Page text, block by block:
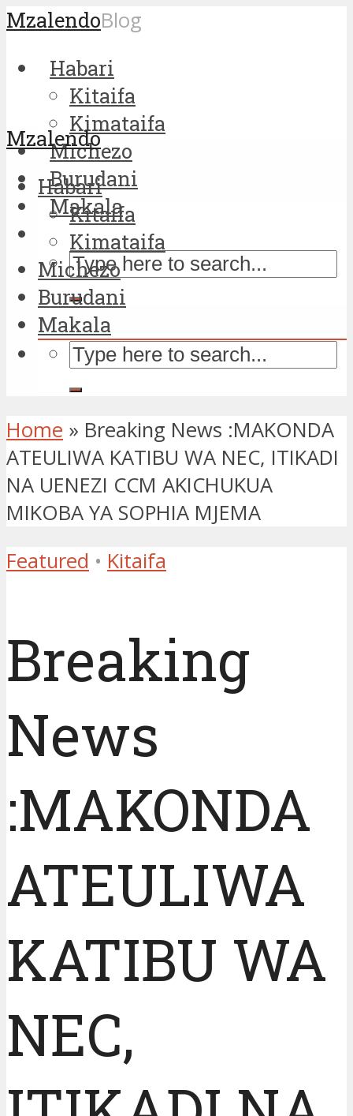
MzalendoBlog
Habari
Kitaifa
Kimataifa
Michezo
Burudani
Makala
Mzalendo
Habari
Kitaifa
Kimataifa
Michezo
Burudani
Makala
Home » Breaking News :MAKONDA
ATEULIWA KATIBU WA NEC, ITIKADI
NA UENEZI CCM AKICHUKUA
MIKOBA YA SOPHIA MJEMA
Featured • Kitaifa
Breaking
News
:MAKONDA
ATEULIWA
KATIBU WA
NEC,